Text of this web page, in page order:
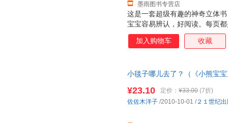
这是一套超级有趣的神奇立体
宝宝容易辨认，好阅读。每页
张诱人，而且采用了一些局部
面，让人看到图画内部的东西
小插页，图案可以根据翻和不
次重复着生活场景，加强宝宝
能力 2. 建立宝宝良好的行为习
墨雨图书专营店
加入购物车 收藏
小毯子哪儿去了？（《小熊宝
¥23.10 定价： ¥33.00 (7折)
佐佐木洋子 /2010-10-01 /２１世纪